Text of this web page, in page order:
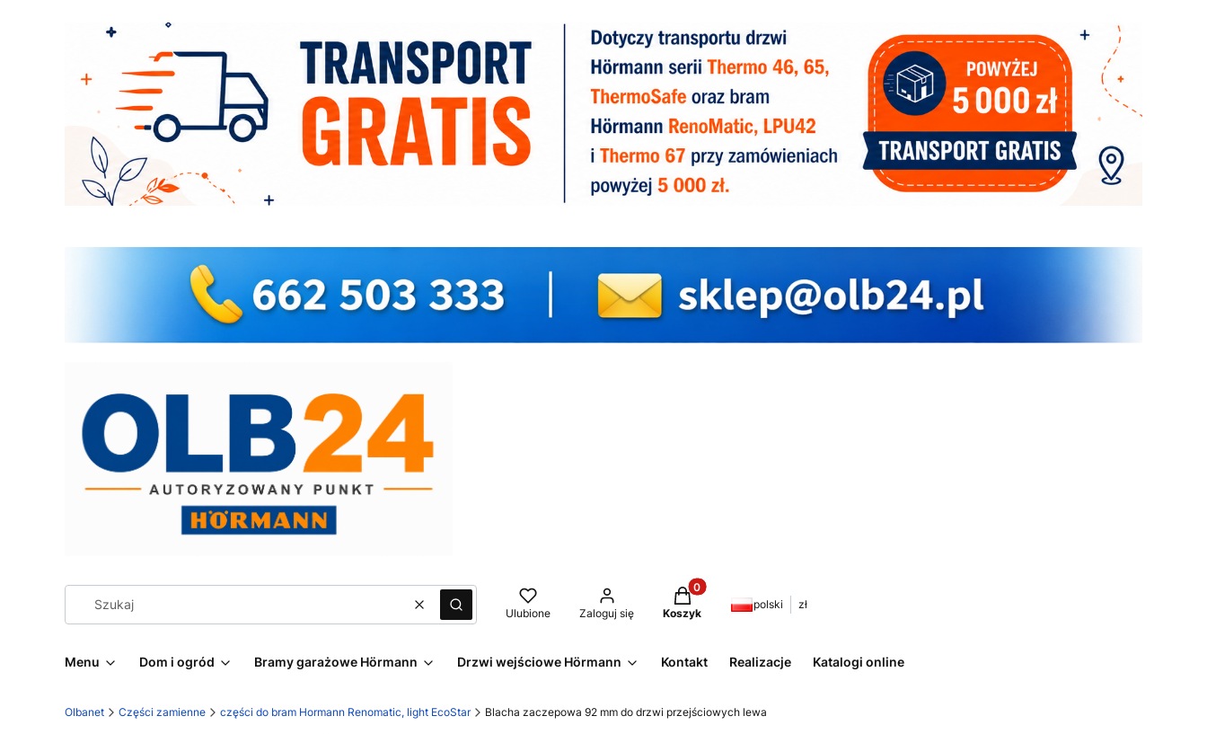
WyczyśćSzukaj Ulubione Zaloguj się
Produkty w koszyku: 0. Zobacz szczegóły
Koszyk
polski zł
Menu Dom i ogród Bramy garażowe Hörmann Drzwi wejściowe Hörmann Kontakt Realizacje Katalogi online
Olbanet Części zamienne części do bram Hormann Renomatic, light EcoStar Blacha zaczepowa 92 mm do drzwi przejściowych lewa